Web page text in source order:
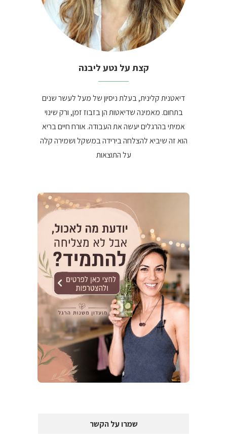
קצת על נטע ליבנה
דיאטנית קלינית, בעלת ניסיון של מעל לעשר שנים
בתחום. מאמינה שדיאטות הן בזבוז זמן, ורק שינוי
אמיתי בהרגלים יעשה את העבודה. אורח חיים בריא
הוא זה שיביא להצלחה בירידה במשקל ושמירה קלה
על התוצאות
שמרו על הקשר